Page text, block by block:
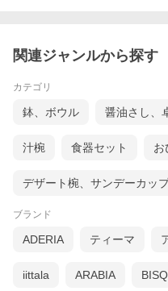
関連ジャンルから探す
カテゴリ
鉢、ボウル 醤油さし、
汁椀 食器セット お
デザート椀、サンデーカッ
ブランド
ADERIA ティーマ
iittala ARABIA